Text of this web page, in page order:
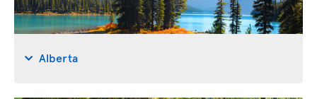
Alberta